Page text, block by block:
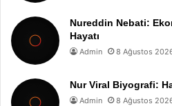
Nureddin Nebati:
Hayatı
Admin 8 Ağustos
Nur Viral Biyografi:
Admin 8 Ağustos